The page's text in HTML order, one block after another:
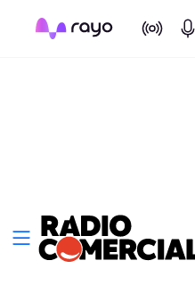
On Air